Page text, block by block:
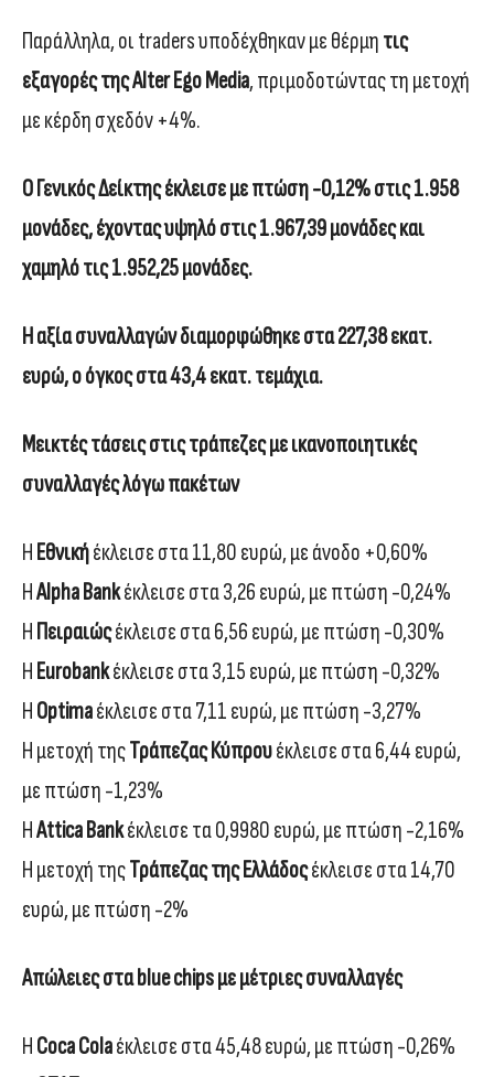
Παράλληλα, οι traders υποδέχθηκαν με θέρμη τις
εξαγορές της Alter Ego Media, πριμοδοτώντας τη μετοχή
με κέρδη σχεδόν +4%.
OΓενικός Δείκτης έκλεισε με πτώση -0,12% στις 1.958
μονάδες, έχοντας υψηλό στις 1.967,39 μονάδες και
χαμηλό τις 1.952,25 μονάδες.
Η αξία συναλλαγών διαμορφώθηκε στα 227,38 εκατ.
ευρώ, ο όγκος στα 43,4 εκατ. τεμάχια.
Μεικτές τάσεις στις τράπεζες με ικανοποιητικές
συναλλαγές λόγω πακέτων
Η Εθνικήέκλεισε στα 11,80 ευρώ, με άνοδο +0,60%
ΗAlpha Bankέκλεισε στα 3,26 ευρώ, με πτώση -0,24%
Η Πειραιώςέκλεισε στα 6,56 ευρώ, με πτώση -0,30%
Η Eurobankέκλεισε στα 3,15 ευρώ, με πτώση -0,32%
Η Optimaέκλεισε στα 7,11 ευρώ, με πτώση -3,27%
Η μετοχή τηςΤράπεζας Κύπρουέκλεισε στα 6,44 ευρώ,
με πτώση -1,23%
ΗAttica Bankέκλεισε τα 0,9980 ευρώ, με πτώση -2,16%
Η μετοχή τηςΤράπεζας της Ελλάδοςέκλεισε στα 14,70
ευρώ, με πτώση -2%
Απώλειες στα blue chips με μέτριες συναλλαγές
Η Coca Colaέκλεισε στα 45,48 ευρώ, με πτώση -0,26%